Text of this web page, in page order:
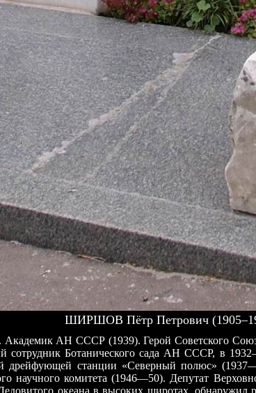
ШИРШОВ Пётр Петрович
Академик АН СССР (1939). Герой Советского
сотрудник Ботанического сада АН СССР, в
дрейфующей станции «Северный полюс»
научного комитета (1946—50). Депутат
океана в высоких широтах, обнаружил